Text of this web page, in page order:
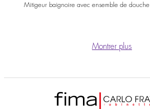
Mitigeur baignoire avec ensemble de douche
Montrer plus